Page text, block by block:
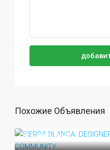
Похожие Объявления
€1,990,000